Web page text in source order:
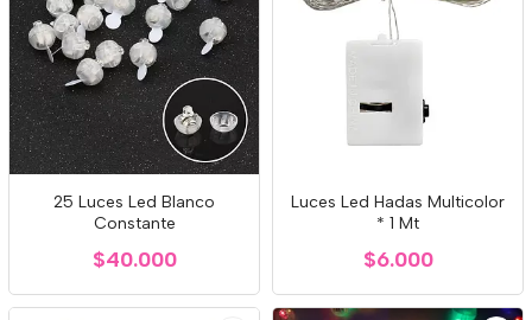
25 Luces Led Blanco
Constante
$40.000
Luces Led Hadas Multicolor
* 1 Mt
$6.000